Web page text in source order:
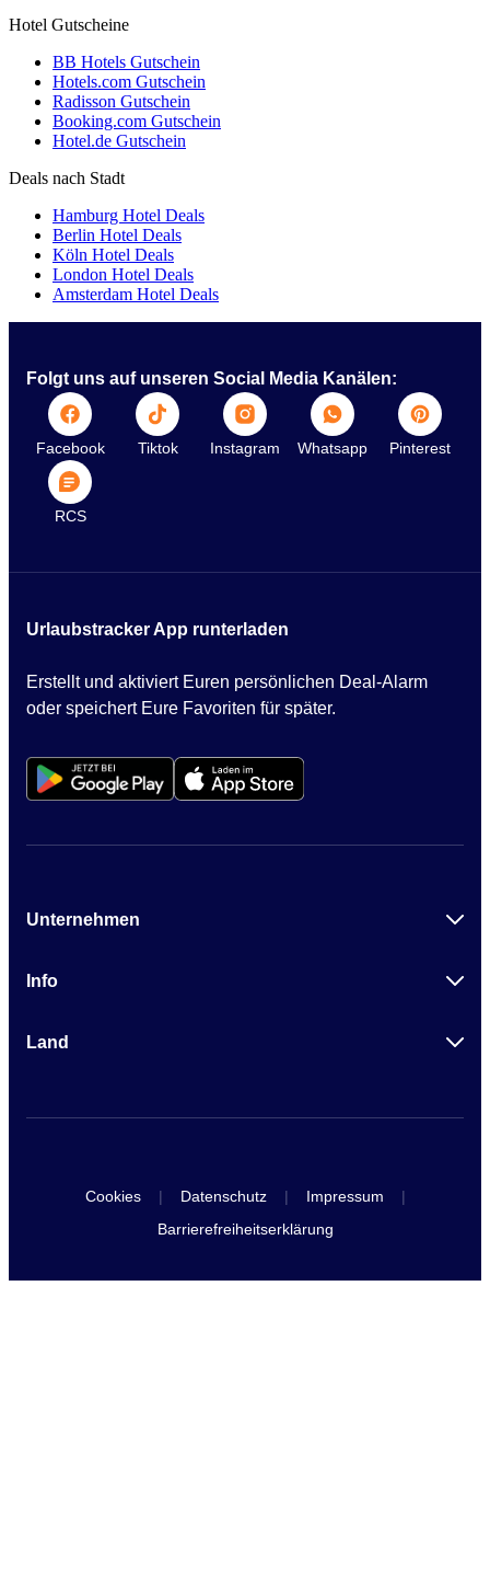
Hotel Gutscheine
BB Hotels Gutschein
Hotels.com Gutschein
Radisson Gutschein
Booking.com Gutschein
Hotel.de Gutschein
Deals nach Stadt
Hamburg Hotel Deals
Berlin Hotel Deals
Köln Hotel Deals
London Hotel Deals
Amsterdam Hotel Deals